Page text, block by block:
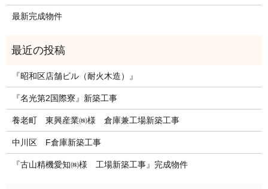
最新完成物件
『昭和区店舗ビル（耐火木造）』
『名光第2国際寮』新築工事
養老町 東興産業㈱様 倉庫兼工場新築工事
中川区 F倉庫新築工事
『古山精機愛知㈱様 工場新築工事』完成物件